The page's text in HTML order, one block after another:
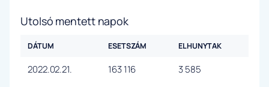
Utolsó mentett napok
DÁTUM ESETSZÁM ELHUNYTAK
2022.02.21. 163 116
3 585